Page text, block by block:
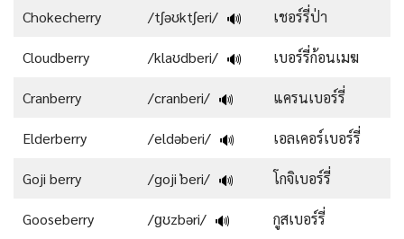
Chokecherry /tʃəʊktʃeri/ 🔊 เชอร์รี่ป่า
Cloudberry /klaʊdberi/ 🔊 เบอร์รี่ก้อนเมฆ
Cranberry /cranberi/ 🔊 แครนเบอร์รี่
Elderberry /eldəberi/ 🔊 เอลเคอร์เบอร์รี่
Goji berry /goji ˈberi/ 🔊 โกจิเบอร์รี่
Gooseberry /ɡʊzbəri/ 🔊 กูสเบอร์รี่